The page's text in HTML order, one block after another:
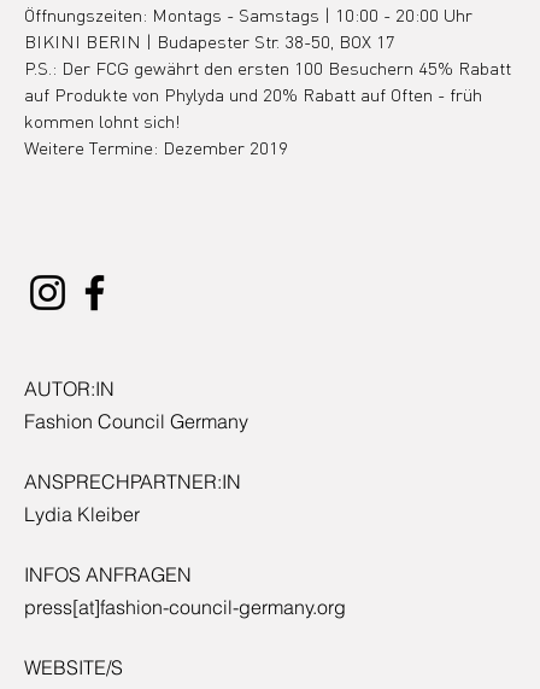
Öffnungszeiten: Montags - Samstags | 10:00 - 20:00 Uhr
BIKINI BERIN | Budapester Str. 38-50, BOX 17
P.S.: Der FCG gewährt den ersten 100 Besuchern 45% Rabatt
auf Produkte von Phylyda und 20% Rabatt auf Often - früh
kommen lohnt sich!
Weitere Termine: Dezember 2019
AUTOR:IN
Fashion Council Germany
ANSPRECHPARTNER:IN
Lydia Kleiber
INFOS ANFRAGEN
press[at]fashion-council-germany.org
WEBSITE/S